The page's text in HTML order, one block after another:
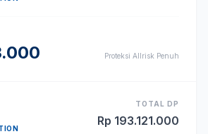
Proteksi Allrisk Penuh
TOTAL DP
Rp 193.121.000